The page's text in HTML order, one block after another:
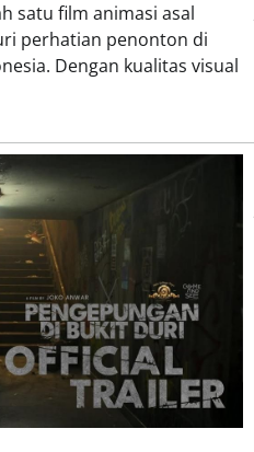
satu film animasi asal
perhatian penonton di
Dengan kualitas visual